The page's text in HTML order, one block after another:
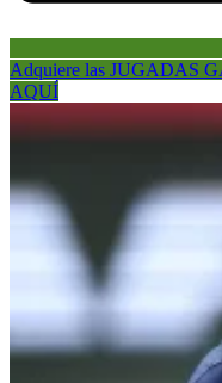
Adquiere las JUGADAS
AQUÍ